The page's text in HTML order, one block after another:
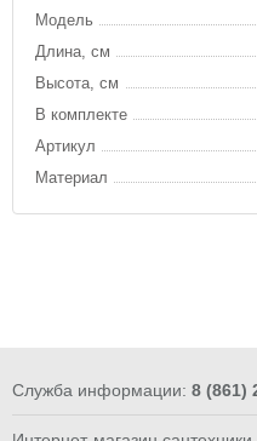
Модель
Длина, см
Высота, см
В комплекте
Артикул
Материал
Служба информации: 8 (861)